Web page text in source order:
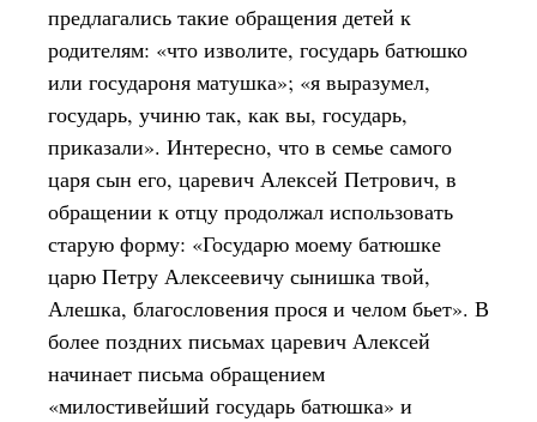
предлагались такие обращения детей к
родителям: «что изволите, государь батюшко
или государоня матушка»; «я выразумел,
государь, учиню так, как вы, государь,
приказали». Интересно, что в семье самого
царя сын его, царевич Алексей Петрович, в
обращении к отцу продолжал использовать
старую форму: «Государю моему батюшке
царю Петру Алексеевичу сынишка твой,
Алешка, благословения прося и челом бьет». В
более поздних письмах царевич Алексей
начинает письма обращением
«милостивейший государь батюшка» и